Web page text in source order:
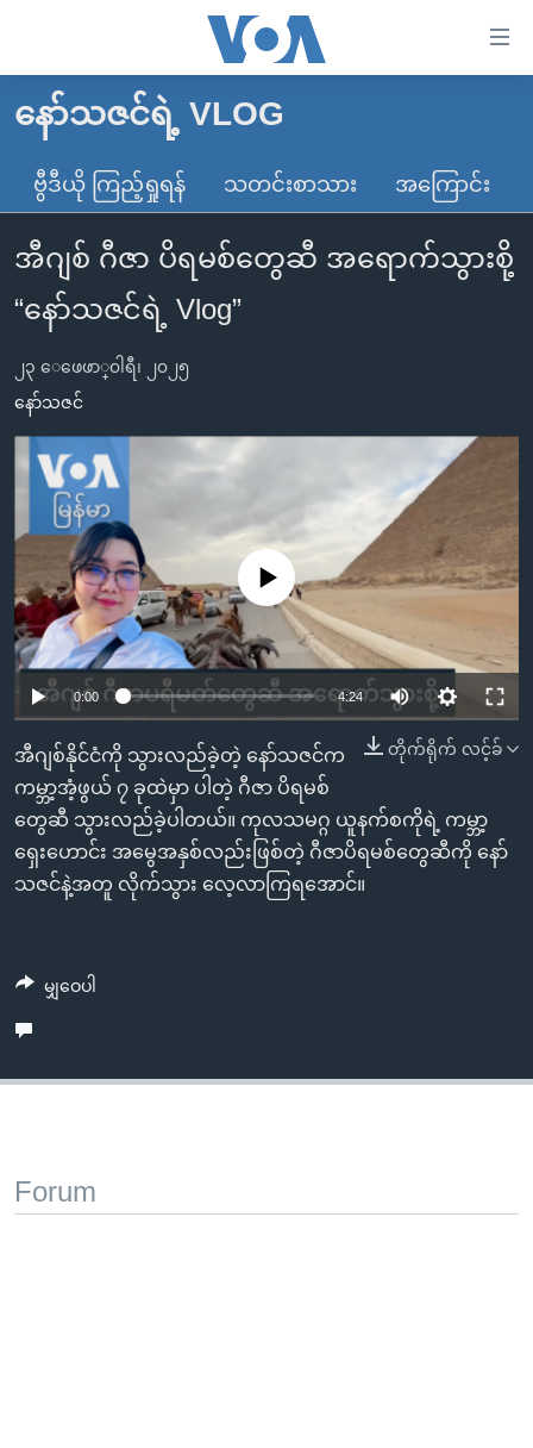
လွယ်ကူ
သည့်
Link
များ
ပင်မ
သို့
ကျော်
ကြည့်
အ
စာမျက်နှာ
သို့
ကျော်
ကြည့်
ရှာဖွေ
ရန်
နေရာ
သို့
ကျော်
မူလစာမျက်နှာ
မြန်မာ
ကမ္ဘာ့သတင်းများ
နိုင်ငံတကာ
အမေရိကန်
အစ္စရေး-ပါလက်စတိုင်း
ဗွီဒီယို
သတင်းလွတ်လပ်ခွင့်
ရပ်ဝန်းတခု လမ်းတခု အလွန်
အင်္ဂလိပ်စာလေ့လာမယ်
မကြေးမုံရဲ့ အင်္ဂလိပ်စာ
ရုပ်ရှင်ထဲက အင်္ဂလိပ်စာ
သုတပဒေသာ အင်္ဂလိပ်စာ
ရေဒီယို
တီဗွီ
ရေဒီယိုနှင့်ရုပ်သံ အချက်အလက်များ
ရေဒီယို/တီဗွီအစီအစဉ်
Learning English
ဗွီအိုအေ လူမှုကွန်ယက်များ
ဘာသာစကားများ
နော်သဇင်ရဲ့ VLOG
ဗွီဒီယို ကြည့်ရှုရန် သတင်းစာသား အကြောင်း
အီဂျစ် ဂီဇာ ပိရမစ်တွေဆီ အရောက်သွားစို့
“နော်သဇင်ရဲ့ Vlog”
၂၃ ေဖေဖာ္၀ါရီ၊ ၂၀၂၅
နော်သဇင်
Auto 240p 360p 480p
720p 1080p
No media source currently available
0:00 4:24 Auto
240p
480p
တိုက်ရိုက် လင့်ခ်
အီဂျစ်နိုင်ငံကို သွားလည်ခဲ့တဲ့ နော်သဇင်က
ကမ္ဘာ့အံ့ဖွယ် ၇ ခုထဲမှာ ပါတဲ့ ဂီဇာ ပိရမစ်
တွေဆီ သွားလည်ခဲ့ပါတယ်။ ကုလသမဂ္ဂ ယူနက်စကိုရဲ့ ကမ္ဘာ့
ရှေးဟောင်း အမွေအနှစ်လည်းဖြစ်တဲ့ ဂီဇာပိရမစ်တွေဆီကို နော်
သဇင်နဲ့အတူ လိုက်သွား လေ့လာကြရအောင်။
မျှဝေပါ
Forum